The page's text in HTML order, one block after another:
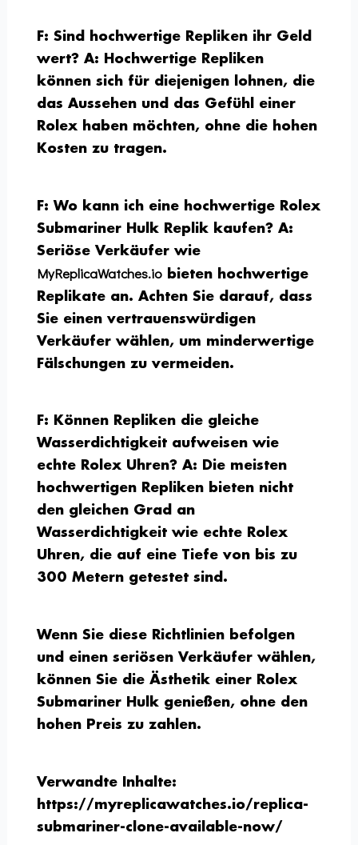
F: Sind hochwertige Repliken ihr Geld
wert? A: Hochwertige Repliken
können sich für diejenigen lohnen, die
das Aussehen und das Gefühl einer
Rolex haben möchten, ohne die hohen
Kosten zu tragen.
F: Wo kann ich eine hochwertige Rolex
Submariner Hulk Replik kaufen? A:
Seriöse Verkäufer wie
MyReplicaWatches.io bieten hochwertige
Replikate an. Achten Sie darauf, dass
Sie einen vertrauenswürdigen
Verkäufer wählen, um minderwertige
Fälschungen zu vermeiden.
F: Können Repliken die gleiche
Wasserdichtigkeit aufweisen wie
echte Rolex Uhren? A: Die meisten
hochwertigen Repliken bieten nicht
den gleichen Grad an
Wasserdichtigkeit wie echte Rolex
Uhren, die auf eine Tiefe von bis zu
300 Metern getestet sind.
Wenn Sie diese Richtlinien befolgen
und einen seriösen Verkäufer wählen,
können Sie die Ästhetik einer Rolex
Submariner Hulk genießen, ohne den
hohen Preis zu zahlen.
Verwandte Inhalte:
https://myreplicawatches.io/replica-
submariner-clone-available-now/